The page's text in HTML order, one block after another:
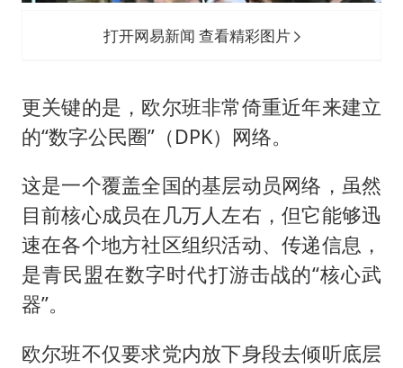
打开网易新闻 查看精彩图片
更关键的是，欧尔班非常倚重近年来建立
的“数字公民圈”（DPK）网络。
这是一个覆盖全国的基层动员网络，虽然
目前核心成员在几万人左右，但它能够迅
速在各个地方社区组织活动、传递信息，
是青民盟在数字时代打游击战的“核心武
器”。
欧尔班不仅要求党内放下身段去倾听底层